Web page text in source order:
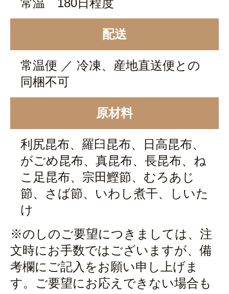
常温 180日程度
配送
常温便 ／ 冷凍、産地直送便との
同梱不可
原材料
利尻昆布、羅臼昆布、日高昆布、
がごめ昆布、真昆布、長昆布、ね
こ足昆布、宗田鰹節、むろあじ
節、さば節、いわし煮干、しいた
け
※のしのご要望につきましては、注
文時にお手数ではございますが、備
考欄にご記入をお願い申し上げま
す。ご要望にお応えできない場合も